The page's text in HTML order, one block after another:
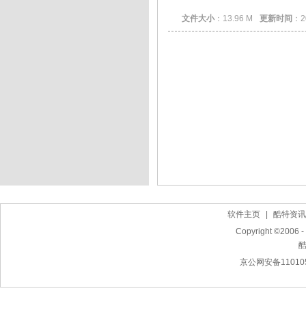
文件大小：13.96 M 更新时间 ：
软件主页
酷特资讯
Copyright ©2006 -
京公网安备